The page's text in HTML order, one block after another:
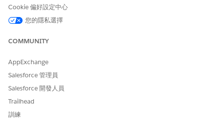
估計 CVSS 分數範圍
嚴重 (9.0–10.0)。
風險影響考量事項
過度的工作階段留存時間有助於延長未經授權的資料曝光並複雜事
件回應,因為竊取的權杖在延長期間仍是環境的「即時」金鑰。
風險愈高時機
Cookie 偏好設定中心
您的隱私選擇
COMMUNITY
AppExchange
Salesforce 管理員
Salesforce 開發人員
Trailhead
訓練